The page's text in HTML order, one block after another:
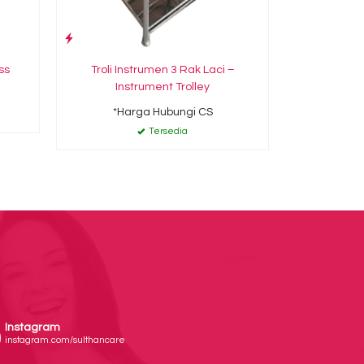
Troli Instrumen 3 Rak Laci –
Instrument Trolley
*Harga Hubungi CS
Tersedia
Instagram
instagram.com/sulthancare